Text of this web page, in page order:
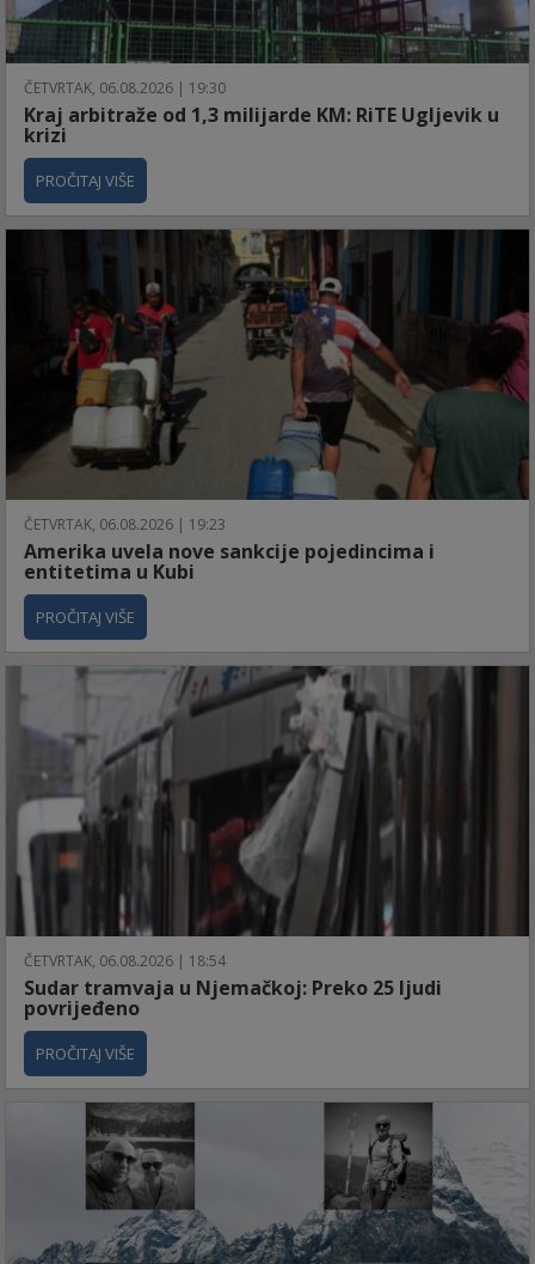
ČETVRTAK, 06.08.2026 | 19:30
Kraj arbitraže od 1,3 milijarde KM: RiTE Ugljevik u
krizi
PROČITAJ VIŠE
ČETVRTAK, 06.08.2026 | 19:23
Amerika uvela nove sankcije pojedincima i
entitetima u Kubi
PROČITAJ VIŠE
ČETVRTAK, 06.08.2026 | 18:54
Sudar tramvaja u Njemačkoj: Preko 25 ljudi
povrijeđeno
PROČITAJ VIŠE